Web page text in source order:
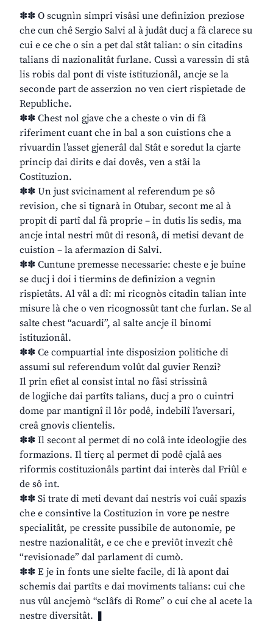
✽✽ O scugnìn simpri visâsi une definizion preziose
che cun chê Sergio Salvi al à judât ducj a fâ clarece su
cui e ce che o sin a pet dal stât talian: o sin citadins
talians di nazionalitât furlane. Cussì a varessin di stâ
lis robis dal pont di viste istituzionâl, ancje se la
seconde part de asserzion no ven ciert rispietade de
Republiche.
✽✽ Chest nol gjave che a cheste o vin di fâ
riferiment cuant che in bal a son cuistions che a
rivuardin l’asset gjenerâl dal Stât e soredut la cjarte
princip dai dirits e dai dovês, ven a stâi la
Costituzion.
✽✽ Un just svicinament al referendum pe sô
revision, che si tignarà in Otubar, secont me al à
propit di partî dal fâ proprie – in dutis lis sedis, ma
ancje intal nestri mût di resonâ, di metisi devant de
cuistion – la afermazion di Salvi.
✽✽ Cuntune premesse necessarie: cheste e je buine
se ducj i doi i tiermins de definizion a vegnin
rispietâts. Al vâl a dî: mi ricognòs citadin talian inte
misure là che o ven ricognossût tant che furlan. Se al
salte chest “acuardi”, al salte ancje il binomi
istituzionâl.
✽✽ Ce compuartial inte disposizion politiche di
assumi sul referendum volût dal guvier Renzi?
Il prin efiet al consist intal no fâsi strissinâ
de logjiche dai partîts talians, ducj a pro o cuintri
dome par mantignî il lôr podê, indebilî l’aversari,
creâ gnovis clientelis.
✽✽ Il secont al permet di no colâ inte ideologjie des
formazions. Il tierç al permet di podê cjalâ aes
riformis costituzionâls partint dai interès dal Friûl e
de sô int.
✽✽ Si trate di meti devant dai nestris voi cuâi spazis
che e consintive la Costituzion in vore pe nestre
specialitât, pe cressite pussibile de autonomie, pe
nestre nazionalitât, e ce che e previôt invezit chê
“revisionade” dal parlament di cumò.
✽✽ E je in fonts une sielte facile, di là apont dai
schemis dai partîts e dai moviments talians: cui che
nus vûl ancjemò “sclâfs di Rome” o cui che al acete la
nestre diversitât. ❚